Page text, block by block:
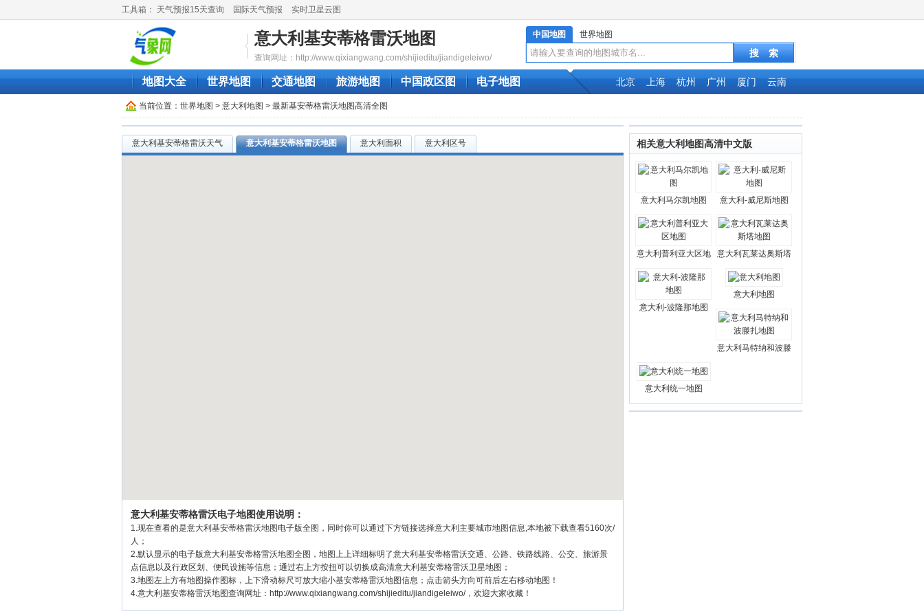
工具箱： 天气预报15天查询 国际天气预报 实时卫星云图
意大利基安蒂格雷沃地图
查询网址：http://www.qixiangwang.com/shijieditu/jiandigeleiwo/
中国地图 世界地图
地图大全 世界地图 交通地图 旅游地图 中国政区图 电子地图 北京 上海 杭州 广州 厦门 云南
当前位置： 世界地图 > 意大利地图 > 最新基安蒂格雷沃地图高清全图
意大利基安蒂格雷沃天气 意大利基安蒂格雷沃地图 意大利面积 意大利区号
意大利基安蒂格雷沃电子地图使用说明：
1.现在查看的是意大利基安蒂格雷沃地图电子版全图，同时你可以通过下方链接选择意大利主要城市地图信息,本地被下载查看5160次/
人；
2.默认显示的电子版意大利基安蒂格雷沃地图全图，地图上上详细标明了意大利基安蒂格雷沃交通、公路、铁路线路、公交、旅游景
点信息以及行政区划、便民设施等信息；通过右上方按扭可以切换成高清意大利基安蒂格雷沃卫星地图；
3.地图左上方有地图操作图标，上下滑动标尺可放大缩小基安蒂格雷沃地图信息；点击箭头方向可前后左右移动地图！
4.意大利基安蒂格雷沃地图查询网址：http://www.qixiangwang.com/shijieditu/jiandigeleiwo/，欢迎大家收藏！
相关意大利地图高清中文版
意大利马尔凯地图 意大利-威尼斯地图
意大利普利亚大区地 意大利瓦莱达奥斯塔
意大利-波隆那地图
意大利地图
意大利马特纳和波滕
意大利统一地图